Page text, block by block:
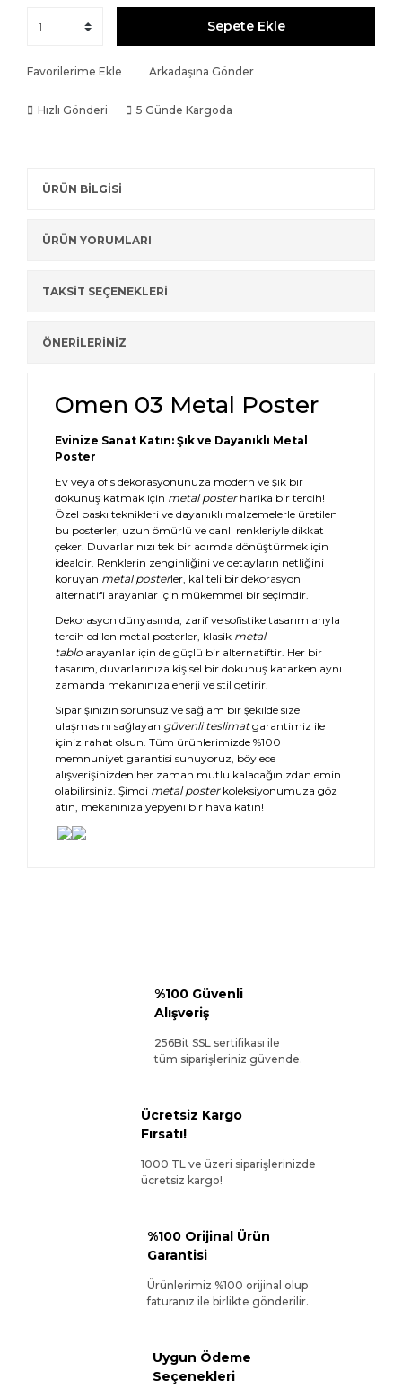
Sepete Ekle
Favorilerime Ekle Arkadaşına Gönder
Hızlı Gönderi 5 Günde Kargoda
ÜRÜN BİLGİSİ
ÜRÜN YORUMLARI
TAKSİT SEÇENEKLERİ
ÖNERİLERİNİZ
Omen 03 Metal Poster
Evinize Sanat Katın: Şık ve Dayanıklı Metal
Poster
Ev veya ofis dekorasyonunuza modern ve şık bir
dokunuş katmak için metal posterharika bir tercih!
Özel baskı teknikleri ve dayanıklı malzemelerle üretilen
bu posterler, uzun ömürlü ve canlı renkleriyle dikkat
çeker. Duvarlarınızı tek bir adımda dönüştürmek için
idealdir. Renklerin zenginliğini ve detayların netliğini
koruyan metal posterler, kaliteli bir dekorasyon
alternatifi arayanlar için mükemmel bir seçimdir.
Dekorasyon dünyasında, zarif ve sofistike tasarımlarıyla
tercih edilen metal posterler, klasik metal
tablo arayanlar için de güçlü bir alternatiftir. Her bir
tasarım, duvarlarınıza kişisel bir dokunuş katarken aynı
zamanda mekanınıza enerji ve stil getirir.
Siparişinizin sorunsuz ve sağlam bir şekilde size
ulaşmasını sağlayan güvenli teslimatgarantimiz ile
içiniz rahat olsun. Tüm ürünlerimizde %100
memnuniyet garantisi sunuyoruz, böylece
alışverişinizden her zaman mutlu kalacağınızdan emin
olabilirsiniz. Şimdi metal posterkoleksiyonumuza göz
atın, mekanınıza yepyeni bir hava katın!
%100 Güvenli
Alışveriş
256Bit SSL sertifikası ile
tüm siparişleriniz güvende.
Ücretsiz Kargo
Fırsatı!
1000 TL ve üzeri siparişlerinizde
ücretsiz kargo!
%100 Orijinal Ürün
Garantisi
Ürünlerimiz %100 orijinal olup
faturanız ile birlikte gönderilir.
Uygun Ödeme
Seçenekleri